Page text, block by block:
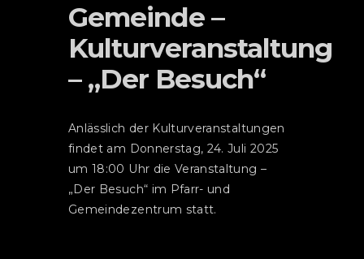
Gemeinde –
Kulturveranstaltung
– „Der Besuch“
Anlässlich der Kulturveranstaltungen
findet am Donnerstag, 24. Juli 2025
um 18:00 Uhr die Veranstaltung –
„Der Besuch“ im Pfarr- und
Gemeindezentrum statt.